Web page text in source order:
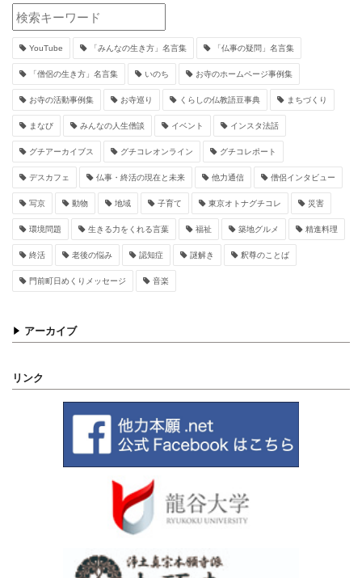
YouTube 「みんなの生き方」名言集 「仏事の疑問」名言集
「僧侶の生き方」名言集 いのち お寺のホームページ事例集
お寺の活動事例集 お寺巡り くらしの仏教語豆事典 まちづくり
まなび みんなの人生僧談 イベント インスタ法話
グチアーカイブス グチコレオンライン グチコレポート
デスカフェ 仏事・終活の現在と未来 他力通信 僧侶インタビュー
写京 動物 地域 子育て 東京オトナグチコレ 災害
環境問題 生きる力をくれる言葉 福祉 築地グルメ 精進料理
終活 老後の悩み 認知症 謎解き 釈尊のことば
門前町日めくりメッセージ 音楽
アーカイブ
リンク